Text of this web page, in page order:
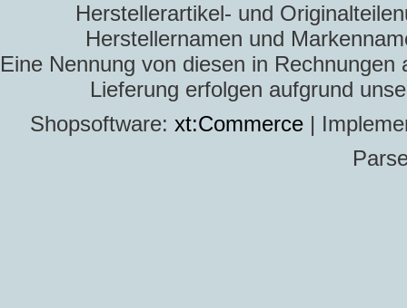
Herstellerartikel- und
Herstellernamen und
Eine Nennung von diesen in
Lieferung erfolgen aufgrund
Shopsoftware: xt:Commerce |